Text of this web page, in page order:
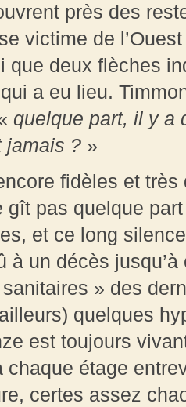
près des
victime de
que deux flèches
a eu lieu.
quelque part, il y a
jamais ? »
fidèles et
gît pas quelque
et ce long
à un décès
» des
quelques
est toujours
chaque étage
certes assez